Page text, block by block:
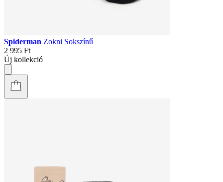
Spiderman Zokni Sokszínű
2 995 Ft
Új kollekció